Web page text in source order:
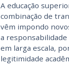
A educação
combinação de
vêm impondo
a responsabilidade
em larga escala,
legitimidade